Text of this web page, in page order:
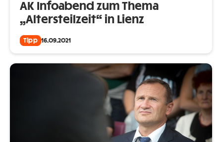
AK Infoabend zum Thema
„Altersteilzeit“ in Lienz
Tipp 16.09.2021